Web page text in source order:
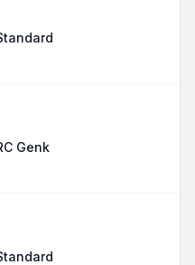
Genk